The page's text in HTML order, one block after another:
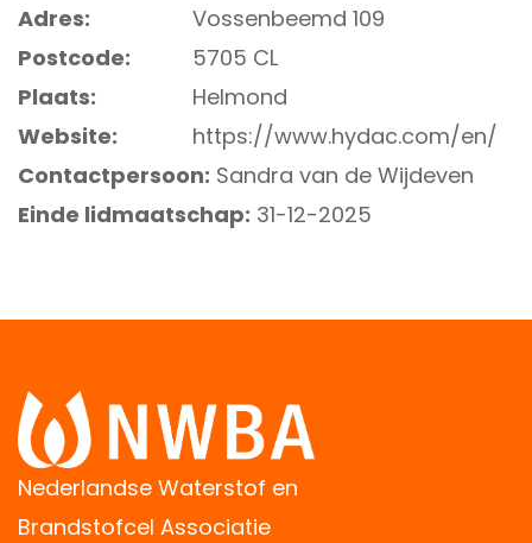
Adres:
Vossenbeemd 109
Postcode:
5705 CL
Plaats:
Helmond
Website:
https://www.hydac.com/en/
Contactpersoon: Sandra van de Wijdeven
Einde lidmaatschap: 31-12-2025
Nederlandse Waterstof en
Brandstofcel Associatie